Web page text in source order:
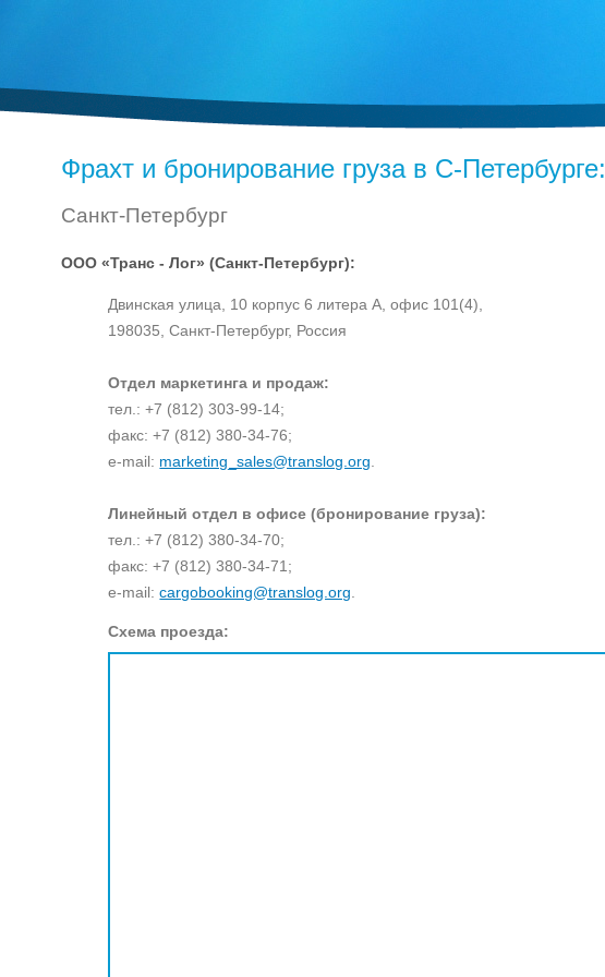
Фрахт и бронирование груза в С-Петербурге:
Санкт-Петербург
ООО «Транс - Лог» (Санкт-Петербург):
Двинская улица, 10 корпус 6 литера А, офис 101(4),
198035, Санкт-Петербург, Россия
Отдел маркетинга и продаж:
тел.: +7 (812) 303-99-14;
факс: +7 (812) 380-34-76;
e-mail: marketing_sales@translog.org
Линейный отдел в офисе (бронирование груза):
тел.: +7 (812) 380-34-70;
факс: +7 (812) 380-34-71;
e-mail:cargobooking@translog.org
Схема проезда: